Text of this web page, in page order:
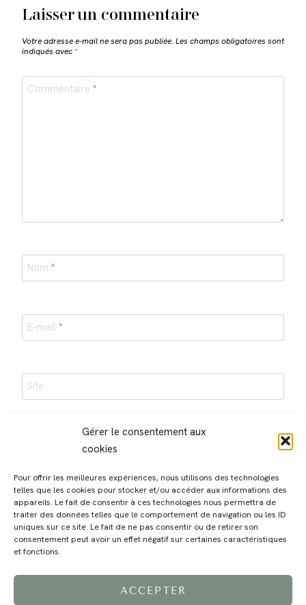
Gérer le consentement aux
cookies
Pour offrir les meilleures expériences, nous utilisons des technologies
telles que les cookies pour stocker et/ou accéder aux informations des
appareils. Le fait de consentir à ces technologies nous permettra de
traiter des données telles que le comportement de navigation ou les ID
uniques sur ce site. Le fait de ne pas consentir ou de retirer son
consentement peut avoir un effet négatif sur certaines caractéristiques
et fonctions.
ACCEPTER
Laisser un commentaire
Votre adresse e-mail ne sera pas publiée. Les champs obligatoires sont
indiqués avec *
Commentaire *
Nom *
E-mail *
Site
navigateur pour mon prochain commentaire.
MAGALI